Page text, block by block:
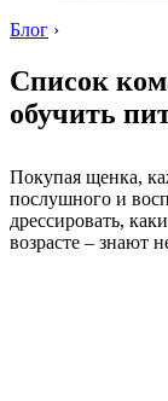
Блог ›
Список
обучить
Покупая щенка,
послушного и
дрессировать,
возрасте – знают